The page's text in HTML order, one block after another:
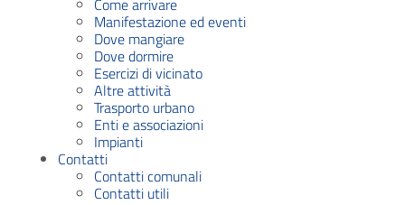
Come arrivare
Manifestazione ed eventi
Dove mangiare
Dove dormire
Esercizi di vicinato
Altre attività
Trasporto urbano
Enti e associazioni
Impianti
Contatti
Contatti comunali
Contatti utili